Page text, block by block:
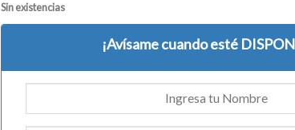
Sin existencias
¡Avísame cuando esté